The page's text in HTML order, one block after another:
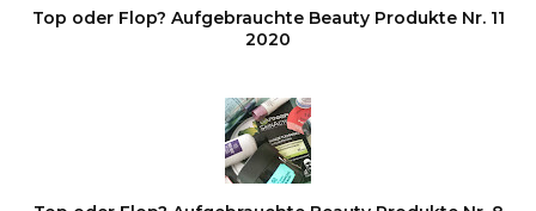
Top oder Flop? Aufgebrauchte Beauty Produkte Nr. 11
2020